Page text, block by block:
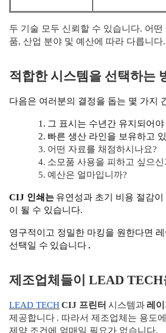
두 기술 모두 신뢰할 수 있습니다. 어떤
품, 산업 분야 및 예산에 따라 다릅니다.
적합한 시스템을 선택하는
다음은 여러분의 결정을 돕는 몇 가지
1. 그 표시는 수년간 유지되어야
2. 빠른 생산 라인을 보유하고
3. 어떤 자료를 채점하시나요?
4. 소모품 사용을 피하고 싶으신
5. 예산은 얼마입니까?
CIJ 인쇄는 유연성과 초기 비용 절감
이 될 수 있습니다.
영구적이고 정밀한 마킹을 원한다면
선택일 수 있습니다.
제조업체들이 LEAD
LEAD TECHCIJ 프린터 시스템과레이
제공합니다 . 따라서 제조업체는 용도
제약 조건에 얽매일 필요가 없습니다.